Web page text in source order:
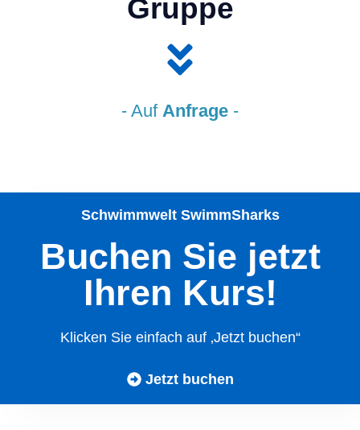
Gruppe
- Auf Anfrage -
Schwimmwelt SwimmSharks
Buchen Sie jetzt
Ihren Kurs!
Klicken Sie einfach auf ‚Jetzt buchen“
Jetzt buchen